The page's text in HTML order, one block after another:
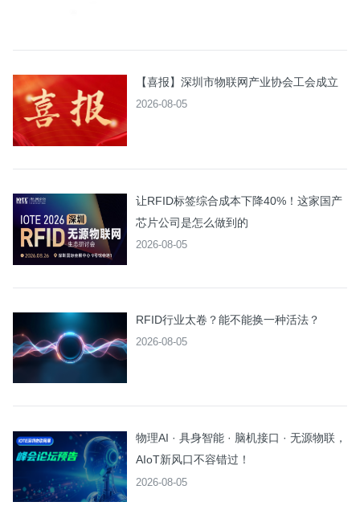
【喜报】深圳市物联网产业协会工会成立
2026-08-05
让RFID标签综合成本下降40%！这家国产
芯片公司是怎么做到的
2026-08-05
RFID行业太卷？能不能换一种活法？
2026-08-05
物理AI · 具身智能 · 脑机接口 · 无源物联，
AIoT新风口不容错过！
2026-08-05